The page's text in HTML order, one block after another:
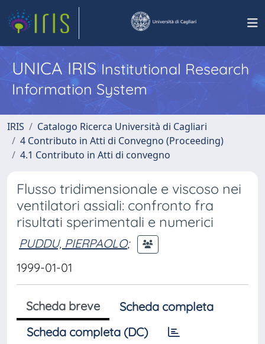
UNICA IRISInstitutional Research
Information System
IRIS
Catalogo Ricerca Università di Cagliari
4 Contributo in Atti di Convegno (Proceeding)
4.1 Contributo in Atti di convegno
Flusso tridimensionale e viscoso nei
ventilatori assiali: confronto fra
risultati sperimentali e numerici
PUDDU, PIERPAOLO;
1999-01-01
Scheda breve
Scheda completa
Scheda completa (DC)